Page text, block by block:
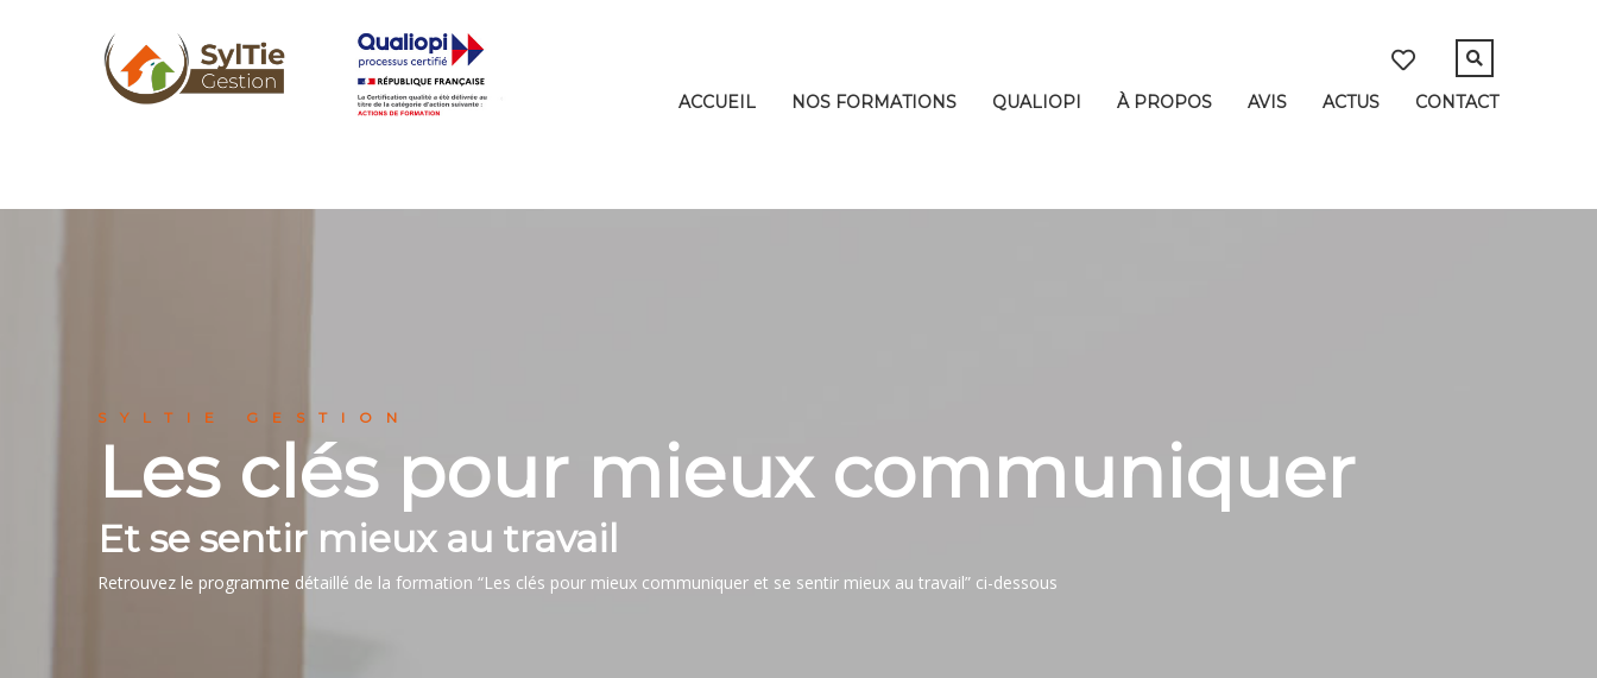
ACCUEIL NOS FORMATIONS QUALIOPI À PROPOS AVIS ACTUS CONTACT
SYLTIE GESTION
Les clés pour mieux communiquer
Et se sentir mieux au travail
Retrouvez le programme détaillé de la formation “Les clés pour mieux communiquer et se sentir mieux au travail” ci-dessous